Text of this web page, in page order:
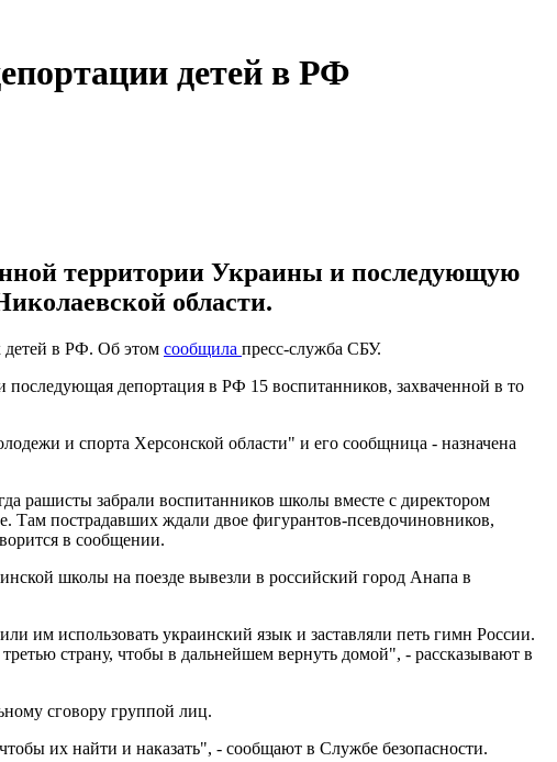
детей в РФ
территории Украины и последующую
области.
детей в РФ. Об этом сообщила пресс-служба СБУ.
депортация в РФ 15 воспитанников, захваченной в то
и спорта Херсонской области" и его сообщница - назначена
рашисты забрали воспитанников школы вместе с директором
пострадавших ждали двое фигурантов-псевдочиновников,
в сообщении.
школы на поезде вывезли в российский город Анапа в
им использовать украинский язык и заставляли петь гимн России.
страну, чтобы в дальнейшем вернуть домой", - рассказывают в
сговору группой лиц.
их найти и наказать", - сообщают в Службе безопасности.